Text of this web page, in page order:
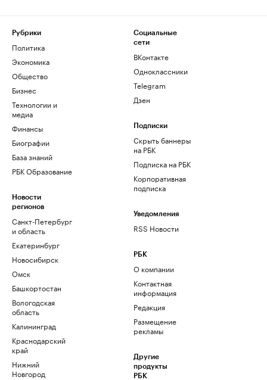
Рубрики
Политика
Экономика
Общество
Бизнес
Технологии и
медиа
Финансы
Биографии
База знаний
РБК Образование
Новости
регионов
Санкт-Петербург
и область
Екатеринбург
Новосибирск
Омск
Башкортостан
Вологодская
область
Калининград
Краснодарский
край
Нижний
Новгород
Социальные
сети
ВКонтакте
Одноклассники
Telegram
Дзен
Подписки
Скрыть баннеры
на РБК
Подписка на РБК
Корпоративная
подписка
Уведомления
RSS Новости
РБК
О компании
Контактная
информация
Редакция
Размещение
рекламы
Другие
продукты
РБК